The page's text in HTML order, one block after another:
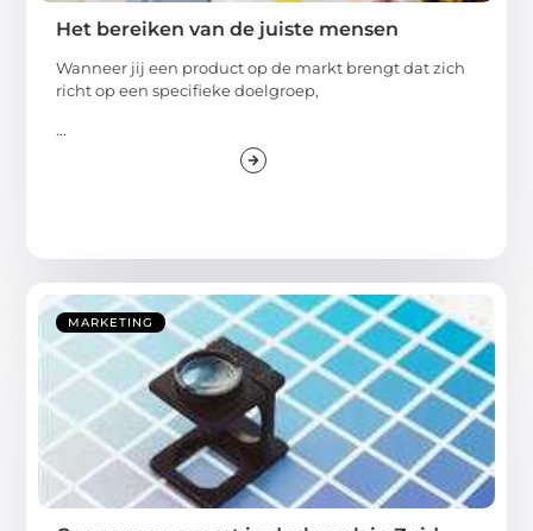
Het bereiken van de juiste mensen
Wanneer jij een product op de markt brengt dat zich
richt op een specifieke doelgroep,
...
MARKETING